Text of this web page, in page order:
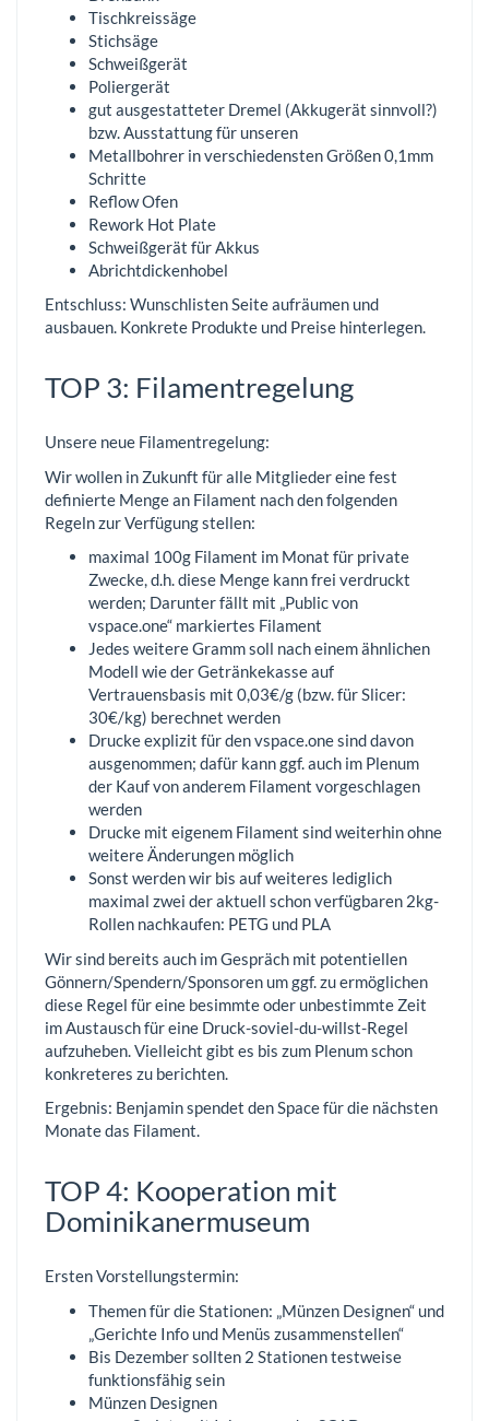
Tischkreissäge
Stichsäge
Schweißgerät
Poliergerät
gut ausgestatteter Dremel (Akkugerät sinnvoll?)
bzw. Ausstattung für unseren
Metallbohrer in verschiedensten Größen 0,1mm
Schritte
Reflow Ofen
Rework Hot Plate
Schweißgerät für Akkus
Abrichtdickenhobel
Entschluss: Wunschlisten Seite aufräumen und
ausbauen. Konkrete Produkte und Preise hinterlegen.
TOP 3: Filamentregelung
Unsere neue Filamentregelung:
Wir wollen in Zukunft für alle Mitglieder eine fest
definierte Menge an Filament nach den folgenden
Regeln zur Verfügung stellen:
maximal 100g Filament im Monat für private
Zwecke, d.h. diese Menge kann frei verdruckt
werden; Darunter fällt mit „Public von
vspace.one“ markiertes Filament
Jedes weitere Gramm soll nach einem ähnlichen
Modell wie der Getränkekasse auf
Vertrauensbasis mit 0,03€/g (bzw. für Slicer:
30€/kg) berechnet werden
Drucke explizit für den vspace.one sind davon
ausgenommen; dafür kann ggf. auch im Plenum
der Kauf von anderem Filament vorgeschlagen
werden
Drucke mit eigenem Filament sind weiterhin ohne
weitere Änderungen möglich
Sonst werden wir bis auf weiteres lediglich
maximal zwei der aktuell schon verfügbaren 2kg-
Rollen nachkaufen: PETG und PLA
Wir sind bereits auch im Gespräch mit potentiellen
Gönnern/Spendern/Sponsoren um ggf. zu ermöglichen
diese Regel für eine besimmte oder unbestimmte Zeit
im Austausch für eine Druck-soviel-du-willst-Regel
aufzuheben. Vielleicht gibt es bis zum Plenum schon
konkreteres zu berichten.
Ergebnis: Benjamin spendet den Space für die nächsten
Monate das Filament.
TOP 4: Kooperation mit
Dominikanermuseum
Ersten Vorstellungstermin:
Themen für die Stationen: „Münzen Designen“ und
„Gerichte Info und Menüs zusammenstellen“
Bis Dezember sollten 2 Stationen testweise
funktionsfähig sein
Münzen Designen